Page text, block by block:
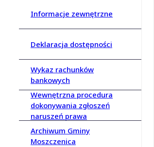
Informacje zewnętrzne
Deklaracja dostępności
Wykaz rachunków
bankowych
Wewnętrzna procedura
dokonywania zgłoszeń
naruszeń prawa
Archiwum Gminy
Moszczenica